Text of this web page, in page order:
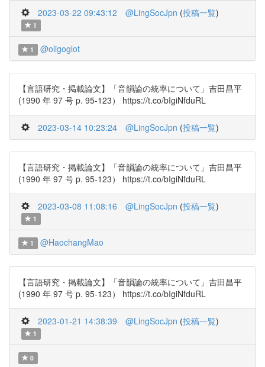
2023-03-22 09:43:12 @LingSocJpn (投稿一覧)
1
1 @oligoglot
【言語研究・掲載論文】「音韻論の統率について」吉田昌平
(1990 年 97 号 p. 95-123） https://t.co/bIgiNfduRL
2023-03-14 10:23:24 @LingSocJpn (投稿一覧)
【言語研究・掲載論文】「音韻論の統率について」吉田昌平
(1990 年 97 号 p. 95-123） https://t.co/bIgiNfduRL
2023-03-08 11:08:16 @LingSocJpn (投稿一覧)
1
1 @HaochangMao
【言語研究・掲載論文】「音韻論の統率について」吉田昌平
(1990 年 97 号 p. 95-123） https://t.co/bIgiNfduRL
2023-01-21 14:38:39 @LingSocJpn (投稿一覧)
1
0